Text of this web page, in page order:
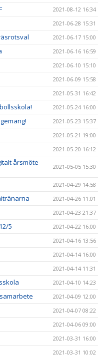
2021-08-12 16:34
2021-06-28 15:31
2021-06-17 15:00
2021-06-16 16:59
2021-06-10 15:10
2021-06-09 15:58
2021-05-31 16:42
2021-05-24 16:00
2021-05-23 15:37
2021-05-21 19:00
2021-05-20 16:12
årsmöte
2021-05-05 15:30
2021-04-29 14:58
2021-04-26 11:01
2021-04-23 21:37
5 2021-04-22 16:00
2021-04-16 13:56
2021-04-14 16:00
2021-04-14 11:31
2021-04-10 14:23
2021-04-09 12:00
2021-04-07 08:22
2021-04-06 09:00
2021-03-31 16:00
2021-03-31 10:02